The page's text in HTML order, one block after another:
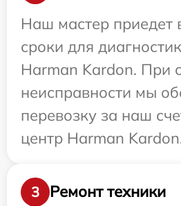
Наш мастер приедет
сроки для
Harman Kardon. При
неисправности мы
перевозку за наш
центр Harman
3
Ремонт техники